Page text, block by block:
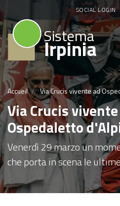
au
SOCIAL LOGIN
Sistema
Irpinia
Accueil Via Crucis vivente ad
Via Crucis
Ospedaletto
Venerdì 29 marzo un
che porta in scena le